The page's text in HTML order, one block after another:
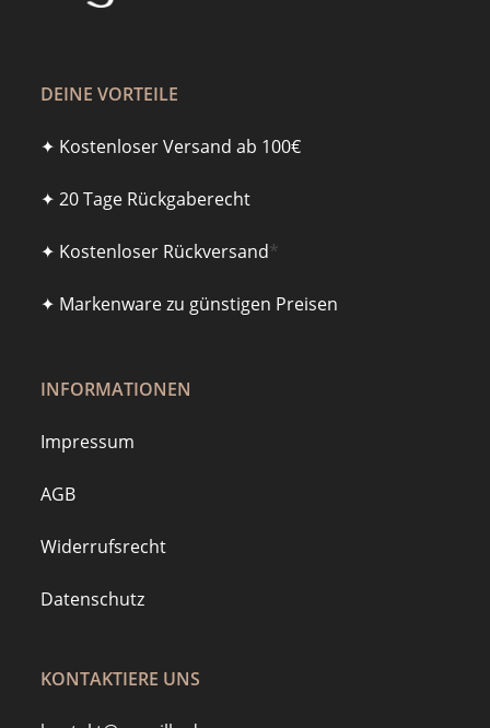
DEINE VORTEILE
✦ Kostenloser Versand ab 100€
✦ 20 Tage Rückgaberecht
✦ Kostenloser Rückversand*
✦ Markenware zu günstigen Preisen
INFORMATIONEN
Impressum
AGB
Widerrufsrecht
Datenschutz
KONTAKTIERE UNS